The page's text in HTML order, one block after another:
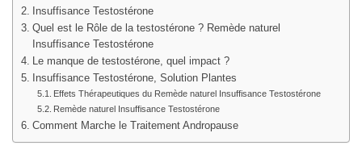
Insuffisance Testostérone
Quel est le Rôle de la testostérone ? Remède naturel
Insuffisance Testostérone
Le manque de testostérone, quel impact ?
Insuffisance Testostérone, Solution Plantes
Effets Thérapeutiques du Remède naturel Insuffisance Testostérone
Remède naturel Insuffisance Testostérone
Comment Marche le Traitement Andropause